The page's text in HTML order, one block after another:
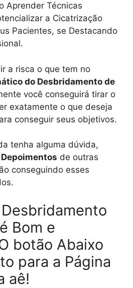
Aprender Técnicas
a Cicatrização
Pacientes, se Destacando
a risca o que tem no
do Desbridamento de
você conseguirá tirar o
exatamente o que deseja
conseguir seus objetivos.
tenha alguma dúvida,
Depoimentos de outras
conseguindo esses
Bom e
botão Abaixo
para a Página
aê!